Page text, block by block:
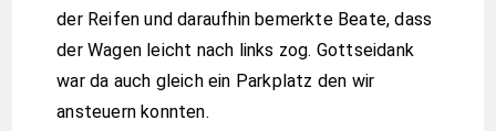
der Reifen und daraufhin bemerkte Beate, dass
der Wagen leicht nach links zog. Gottseidank
war da auch gleich ein Parkplatz den wir
ansteuern konnten.